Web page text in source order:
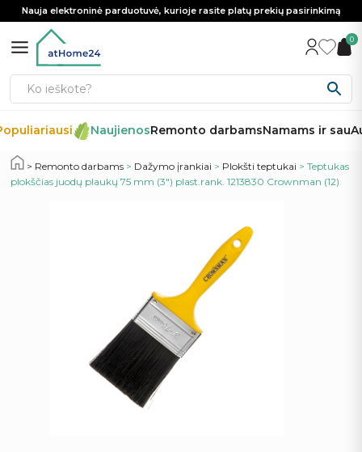
Nauja elektroninė parduotuvė, kurioje rasite platų prekių pasirinkimą
0
NaujienosRemonto darbamsNamams ir sau
Remonto darbams > Dažymo įrankiai > Plokšti teptukai > Teptukas
plokščias juodų plaukų 75 mm (3″) plast.rank. 1213830 Crownman (12)